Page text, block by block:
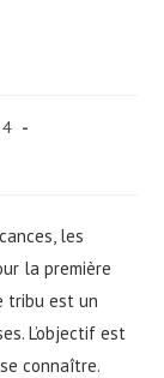
les
la première
tribu est un
L’objectif est
connaître.